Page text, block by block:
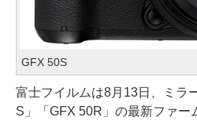
GFX 50S
富士フイルムは8月13日、ミラ
S」「GFX 50R」の最新ファー